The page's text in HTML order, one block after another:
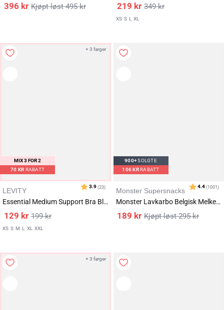
495kr
396 kr 349kr
219 kr
XS S L XL
MIX 3 FOR 2
1800+SOLGTE
70 KR RABATT
LEVITY
Essential Medium Support Bra Black
199kr
129 kr
XS S M L XL XXL
+ 3 farger
900+SOLGTE
106KRRABATT
Monster Supersnacks
Monster Lavkarbo Belgisk Melkesjokolade 5x85g
295kr
189 kr
+ 3 farger